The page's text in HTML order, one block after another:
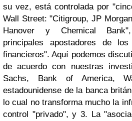
su vez, está controlada por
Wall Street: "Citigroup, JP
Hanover y Chemical
principales apostadores de
financieros". Aquí podemos
de acuerdo con nuestras
Sachs, Bank of America,
estadounidense de la banca
lo cual no transforma mucho la
control "privado", y 3. La